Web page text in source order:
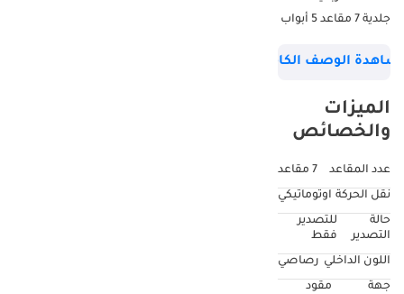
جلدية 7 مقاعد 5 أبواب
وبحالة ممتازةالوصف الكامل
الميزات
والخصائص
عدد المقاعد
7 مقاعد
نقل الحركة اوتوماتيكي
حالة
التصدير
للتصدير
فقط
اللون الداخلي رصاصي
جهة
مقود